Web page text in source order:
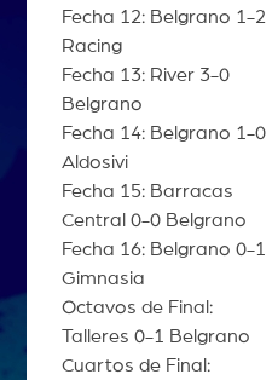
Fecha 12: Belgrano 1-2
Racing
Fecha 13: River 3-0
Belgrano
Fecha 14: Belgrano 1-0
Aldosivi
Fecha 15: Barracas
Central 0-0 Belgrano
Fecha 16: Belgrano 0-1
Gimnasia
Octavos de Final:
Talleres 0-1 Belgrano
Cuartos de Final: